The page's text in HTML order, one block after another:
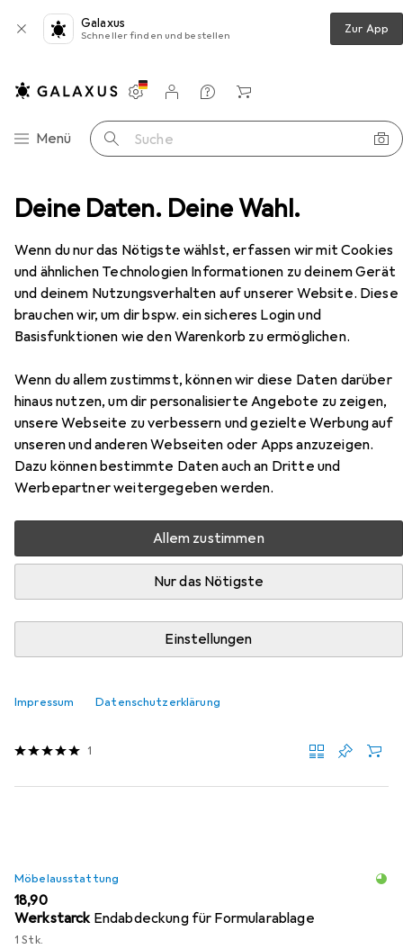
Deine Daten. Deine Wahl.
Wenn du nur das Nötigste wählst, erfassen wir mit Cookies
und ähnlichen Technologien Informationen zu deinem Gerät
und deinem Nutzungsverhalten auf unserer Website. Diese
brauchen wir, um dir bspw. ein sicheres Login und
Basisfunktionen wie den Warenkorb zu ermöglichen.
Wenn du allem zustimmst, können wir diese Daten darüber
hinaus nutzen, um dir personalisierte Angebote zu zeigen,
unsere Webseite zu verbessern und gezielte Werbung auf
unseren und anderen Webseiten oder Apps anzuzeigen.
Dazu können bestimmte Daten auch an Dritte und
Werbepartner weitergegeben werden.
Allem zustimmen
Nur das Nötigste
Einstellungen
Impressum Datenschutzerklärung
Galaxus
Schneller finden und bestellen Zur App
Navigation nach Kategorien
Menü Suche
Einstellungen
Kundenkonto
Vergleichslisten
Merklisten
Warenkorb
Werkstarck Formularablagen 6er-Set
EUR
159,–
Werkstarck Formularablagen 6er-Set
Zubehör für Werkstarck
Formularablagen 6er-Set
Hier findest du passendes Zubehör zum Produkt
Werkstarck Formularablagen 6er-Set aus den Kategorien
Möbelausstattung und Dokumentenablage.
Relevanz
Produktliste
Möbelausstattung
Werkstarck Unterteiler für Formularablage
1
Möbelausstattung
EUR
18,90
Werkstarck Endabdeckung für Formularablage
1 Stk.